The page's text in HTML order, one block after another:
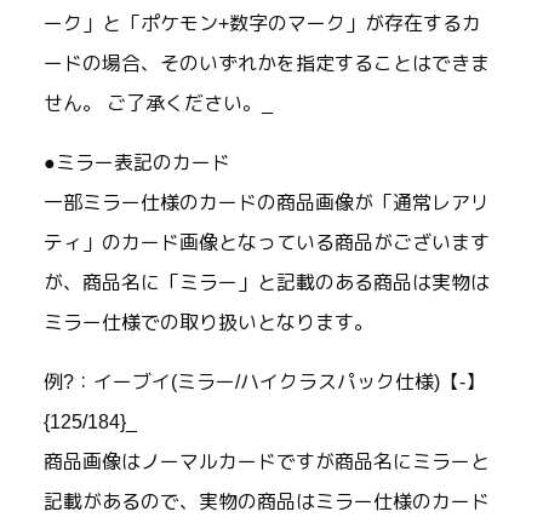
ーク」と「ポケモン+数字のマーク」が存在するカ
ードの場合、そのいずれかを指定することはできま
せん。 ご了承ください。_
●ミラー表記のカード
一部ミラー仕様のカードの商品画像が「通常レアリ
ティ」のカード画像となっている商品がございます
が、商品名に「ミラー」と記載のある商品は実物は
ミラー仕様での取り扱いとなります。
例?：イーブイ(ミラー/ハイクラスパック仕様)【-】
{125/184}_
商品画像はノーマルカードですが商品名にミラーと
記載があるので、実物の商品はミラー仕様のカード